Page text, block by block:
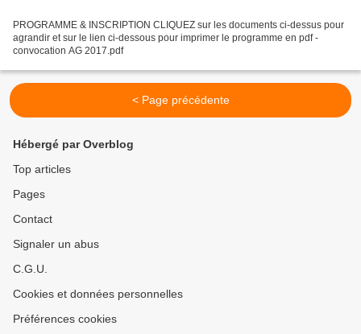
PROGRAMME & INSCRIPTION CLIQUEZ sur les documents ci-dessus pour
agrandir et sur le lien ci-dessous pour imprimer le programme en pdf -
convocation AG 2017.pdf
< Page précédente
Hébergé par Overblog
Top articles
Pages
Contact
Signaler un abus
C.G.U.
Cookies et données personnelles
Préférences cookies